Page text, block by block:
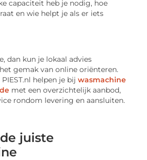
capaciteit heb je nodig, hoe
en wie helpt je als er iets
dan kun je lokaal advies
gemak van online oriënteren.
helpen je bijwasmachine
met een overzichtelijk aanbod,
rondom levering en aansluiten.
juiste